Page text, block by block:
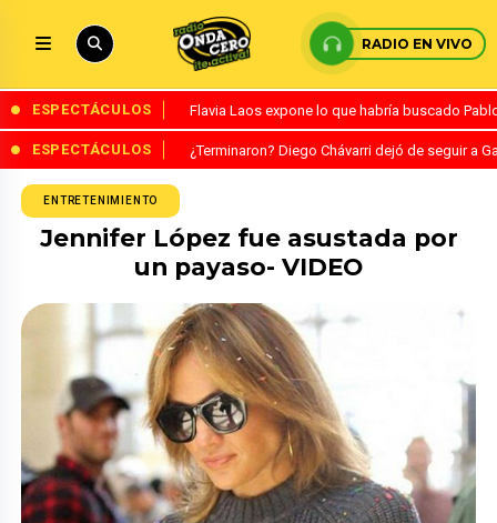
RADIO EN VIVO
ESPECTÁCULOS Flavia Laos expone lo que habría buscado
ESPECTÁCULOS ¿Terminaron? Diego Chávarri dejó de seguir a
ENTRETENIMIENTO
Jennifer López fue asustada por
un payaso- VIDEO